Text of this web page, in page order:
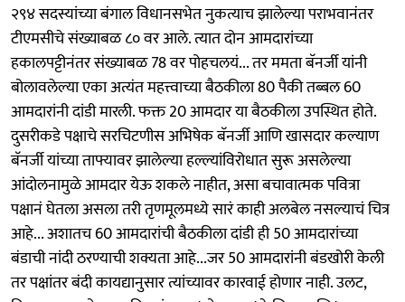
२९४ सदस्यांच्या बंगाल विधानसभेत नुकत्याच झालेल्या पराभवानंतर
टीएमसीचे संख्याबळ ८० वर आले. त्यात दोन आमदारांच्या
हकालपट्टीनंतर संख्याबळ 78 वर पोहचलयं... तर ममता बॅनर्जी यांनी
बोलावलेल्या एका अत्यंत महत्त्वाच्या बैठकीला 80 पैकी तब्बल 60
आमदारांनी दांडी मारली. फक्त 20 आमदार या बैठकीला उपस्थित होते.
दुसरीकडे पक्षाचे सरचिटणीस अभिषेक बॅनर्जी आणि खासदार कल्याण
बॅनर्जी यांच्या ताफ्यावर झालेल्या हल्ल्यांविरोधात सुरू असलेल्या
आंदोलनामुळे आमदार येऊ शकले नाहीत, असा बचावात्मक पवित्रा
पक्षानं घेतला असला तरी तृणमूलमध्ये सारं काही अलबेल नसल्याचं चित्र
आहे... अशातच 60 आमदारांची बैठकीला दांडी ही 50 आमदारांच्या
बंडाची नांदी ठरण्याची शक्यता आहे...जर 50 आमदारांनी बंडखोरी केली
तर पक्षांतर बंदी कायद्यानुसार त्यांच्यावर कारवाई होणार नाही. उलट,